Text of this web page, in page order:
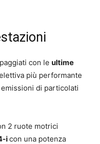
con le ultime
più performante
di particolati
2 ruote motrici
icon una potenza